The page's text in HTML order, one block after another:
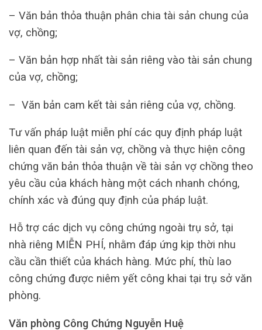
– Văn bản thỏa thuận phân chia tài sản chung của
vợ, chồng;
– Văn bản hợp nhất tài sản riêng vào tài sản chung
của vợ, chồng;
– Văn bản cam kết tài sản riêng của vợ, chồng.
Tư vấn pháp luật miễn phí các quy định pháp luật
liên quan đến tài sản vợ, chồng và thực hiện công
chứng văn bản thỏa thuận về tài sản vợ chồng theo
yêu cầu của khách hàng một cách nhanh chóng,
chính xác và đúng quy định của pháp luật.
Hỗ trợ các dịch vụ công chứng ngoài trụ sở, tại
nhà riêng MIỄN PHÍ, nhằm đáp ứng kịp thời nhu
cầu cần thiết của khách hàng. Mức phí, thù lao
công chứng được niêm yết công khai tại trụ sở văn
phòng.
Văn phòng Công Chứng Nguyễn Huệ